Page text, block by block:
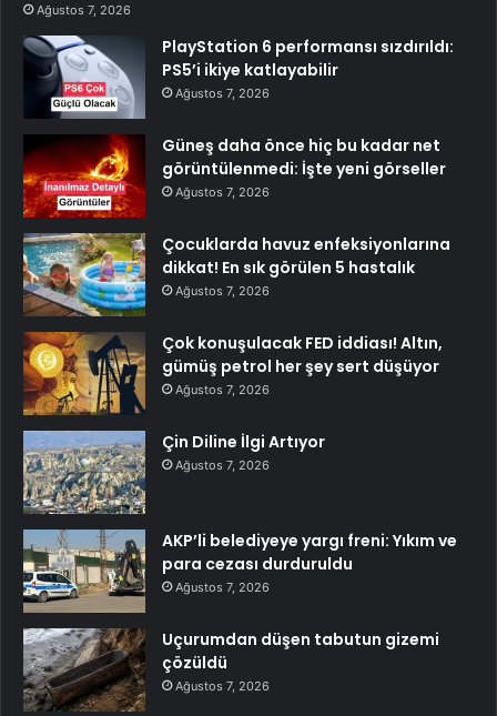
Ağustos 7, 2026
PlayStation 6 performansı sızdırıldı:
PS5’i ikiye katlayabilir
Ağustos 7, 2026
Güneş daha önce hiç bu kadar net
görüntülenmedi: İşte yeni görseller
Ağustos 7, 2026
Çocuklarda havuz enfeksiyonlarına
dikkat! En sık görülen 5 hastalık
Ağustos 7, 2026
Çok konuşulacak FED iddiası! Altın,
gümüş petrol her şey sert düşüyor
Ağustos 7, 2026
Çin Diline İlgi Artıyor
Ağustos 7, 2026
AKP’li belediyeye yargı freni: Yıkım ve
para cezası durduruldu
Ağustos 7, 2026
Uçurumdan düşen tabutun gizemi
çözüldü
Ağustos 7, 2026